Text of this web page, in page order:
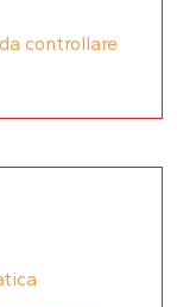
controllare